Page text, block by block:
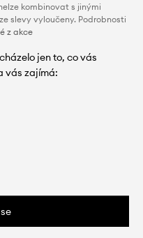
kombinovat s jinými
slevy vyloučeny. Podrobnosti
z akce
jen to, co vás
vás zajímá: